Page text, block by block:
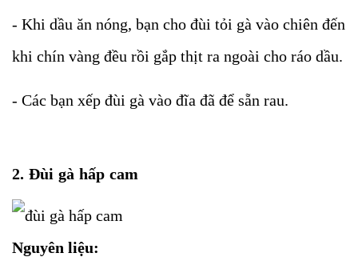
- Khi dầu ăn nóng, bạn cho đùi tỏi gà vào chiên đến
khi chín vàng đều rồi gắp thịt ra ngoài cho ráo dầu.
- Các bạn xếp đùi gà vào đĩa đã để sẵn rau.
2. Đùi gà hấp cam
Nguyên liệu: